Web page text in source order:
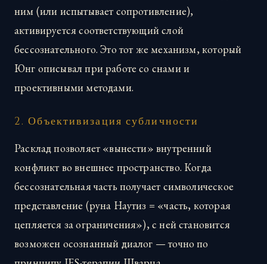
ним (или испытывает сопротивление),
активируется соответствующий слой
бессознательного. Это тот же механизм, который
Юнг описывал при работе со снами и
проективными методами.
2. Объективизация субличности
Расклад позволяет «вынести» внутренний
конфликт во внешнее пространство. Когда
бессознательная часть получает символическое
представление (руна Наутиз = «часть, которая
цепляется за ограничения»), с ней становится
возможен осознанный диалог — точно по